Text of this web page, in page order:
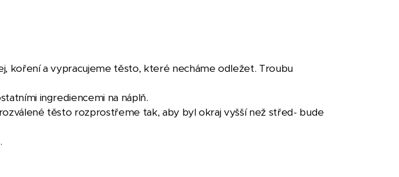
koření a vypracujeme těsto, které necháme odležet. Troubu
ingrediencemi na náplň.
těsto rozprostřeme tak, aby byl okraj vyšší než střed- bude